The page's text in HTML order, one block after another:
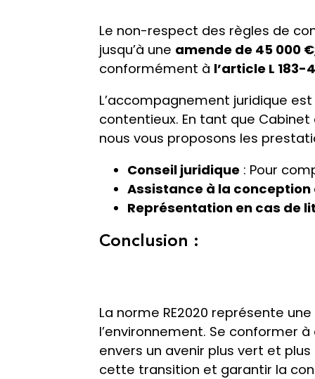
Le non-respect des règles de
jusqu’à une amende de 45 000 €
conformément à l’article L
L’accompagnement juridique
contentieux. En tant que
nous vous proposons les
Conseil juridique : Pour
Assistance à la
Représentation en cas de
Conclusion :
La norme RE2020 représente
l’environnement. Se conformer
envers un avenir plus vert et
cette transition et garantir la